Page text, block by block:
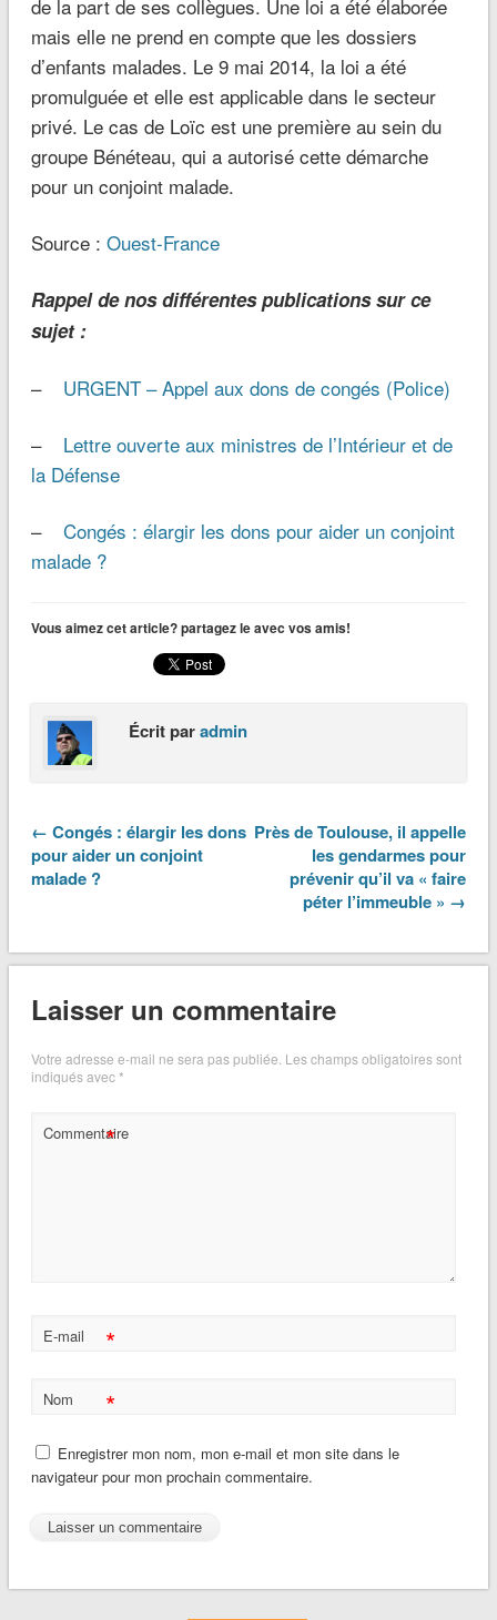
de la part de ses collègues. Une loi a été élaborée
mais elle ne prend en compte que les dossiers
d’enfants malades. Le 9 mai 2014, la loi a été
promulguée et elle est applicable dans le secteur
privé. Le cas de Loïc est une première au sein du
groupe Bénéteau, qui a autorisé cette démarche
pour un conjoint malade.
Source : Ouest-France
Rappel de nos différentes publications sur ce
sujet :
– URGENT – Appel aux dons de congés (Police)
–
Lettre ouverte aux ministres de l’Intérieur et de
la Défense
– Congés : élargir les dons pour aider un conjoint
malade ?
Vous aimez cet article? partagez le avec vos amis!
Écrit paradmin
← Congés : élargir les dons
pour aider un conjoint
malade ?
Près de Toulouse, il appelle
les gendarmes pour
prévenir qu’il va « faire
péter l’immeuble » →
Laisser un commentaire
Votre adresse e-mail ne sera pas publiée. Les champs obligatoires sont
indiqués avec*
Commentaire
*
E-mail *
Nom *
Enregistrer mon nom, mon e-mail et mon site dans le
navigateur pour mon prochain commentaire.